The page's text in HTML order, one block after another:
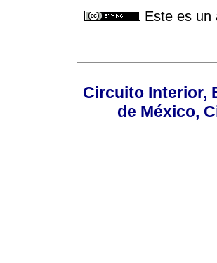
Este es un
Circuito Interior,
de México,